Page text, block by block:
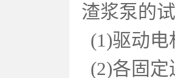
渣浆泵的
(1)驱动电
(2)各固定